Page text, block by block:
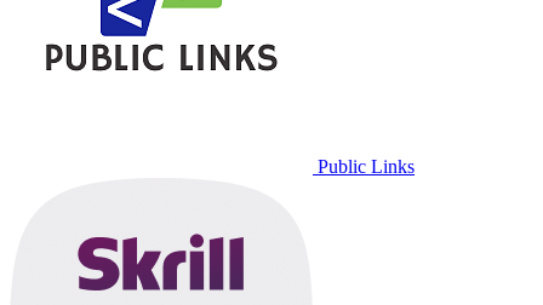
Public Links